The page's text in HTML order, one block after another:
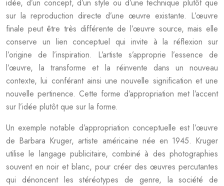
idée, d’un concept, d’un style ou d’une technique plutôt que
sur la reproduction directe d’une œuvre existante. L’œuvre
finale peut être très différente de l’œuvre source, mais elle
conserve un lien conceptuel qui invite à la réflexion sur
l’origine de l’inspiration. L’artiste s’approprie l’essence de
l’œuvre, la transforme et la réinvente dans un nouveau
contexte, lui conférant ainsi une nouvelle signification et une
nouvelle pertinence. Cette forme d’appropriation met l’accent
sur l’idée plutôt que sur la forme.
Un exemple notable d’appropriation conceptuelle est l’œuvre
de Barbara Kruger, artiste américaine née en 1945. Kruger
utilise le langage publicitaire, combiné à des photographies
souvent en noir et blanc, pour créer des œuvres percutantes
qui dénoncent les stéréotypes de genre, la société de